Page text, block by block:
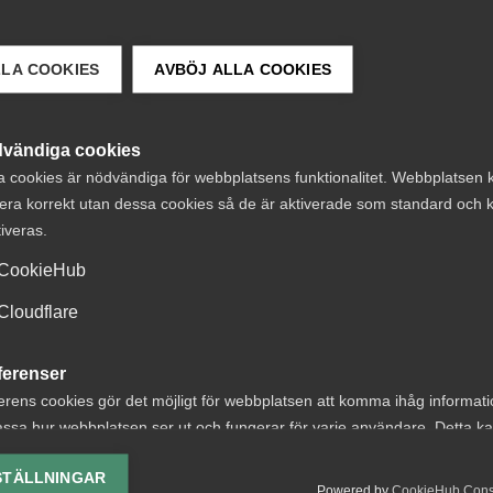
COOKIES AVBÖJ ALLA COOKIES
cookies
cookies är nödvändiga för webbplatsens funktionalitet. Webbplatsen
korrekt utan dessa cookies så de är aktiverade som standard och
cookies gör det möjligt för webbplatsen att komma ihåg
hur webbplatsen ser ut och fungerar för varje användare. Detta
av vald valuta, region, språk eller färgschema.
om avtalsenlig
Nyheter om